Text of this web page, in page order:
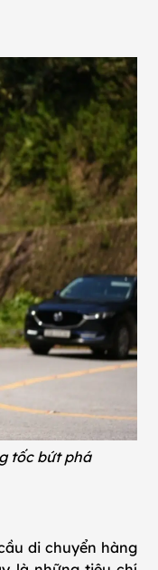
tốc bứt phá
di chuyển hàng